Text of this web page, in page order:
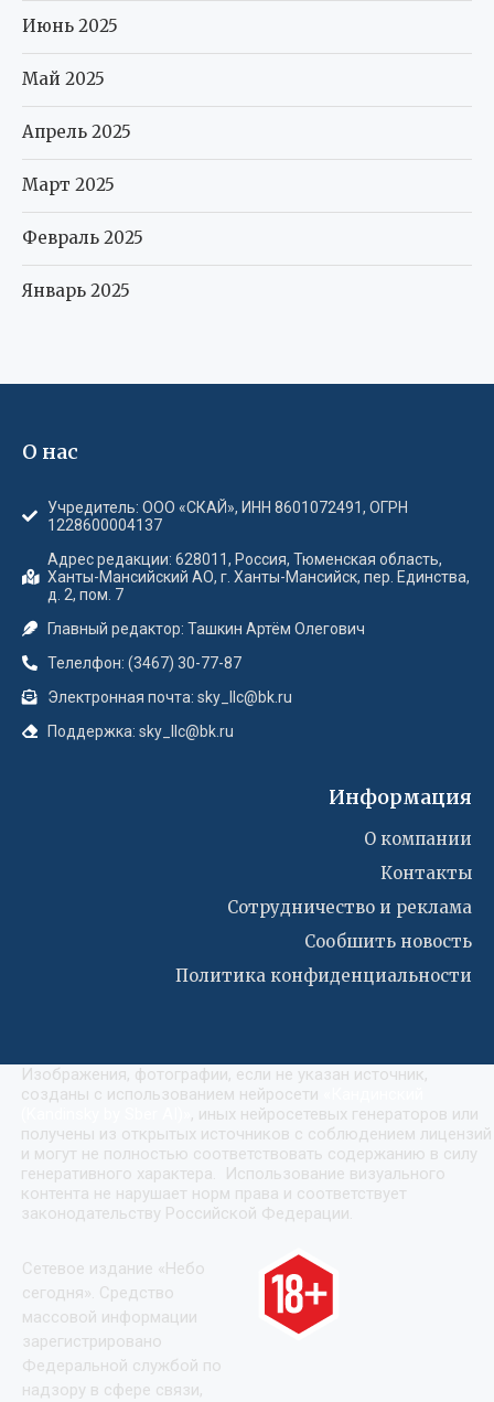
Июнь 2025
Май 2025
Апрель 2025
Март 2025
Февраль 2025
Январь 2025
О нас
Учредитель: ООО «СКАЙ», ИНН 8601072491, ОГРН
1228600004137
Адрес редакции: 628011, Россия, Тюменская область,
Ханты-Мансийский АО, г. Ханты-Мансийск, пер. Единства,
д. 2, пом. 7
Главный редактор: Ташкин Артём Олегович
Телелфон: (3467) 30-77-87
Электронная почта: sky_llc@bk.ru
Поддержка: sky_llc@bk.ru
Информация
О компании
Контакты
Сотрудничество и реклама
Сообшить новость
Политика конфиденциальности
Изображения, фотографии, если не указан источник,
созданы с использованием нейросети
, иных нейросетевых генераторов или
получены из открытых источников с соблюдением лицензий
и могут не полностью соответствовать содержанию в силу
генеративного характера. Использование визуального
контента не нарушает норм права и соответствует
законодательству Российской Федерации.
Сетевое издание «Небо
сегодня». Средство
массовой информации
зарегистрировано
Федеральной службой по
надзору в сфере связи,